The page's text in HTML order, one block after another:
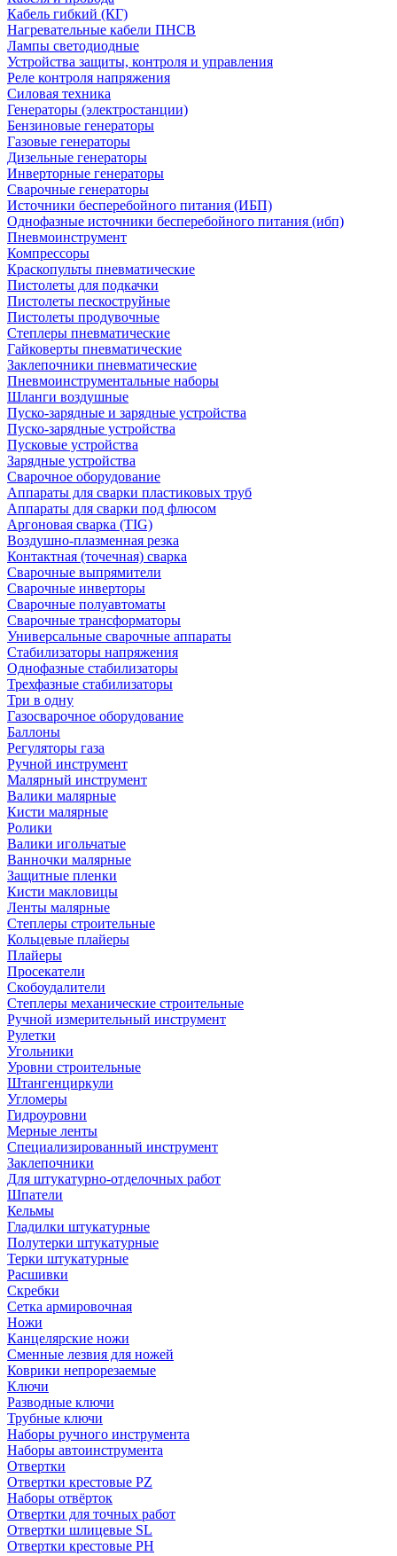
Кабель гибкий (КГ)
Нагревательные кабели ПНСВ
Лампы светодиодные
Устройства защиты, контроля и управления
Реле контроля напряжения
Силовая техника
Генераторы (электростанции)
Бензиновые генераторы
Газовые генераторы
Дизельные генераторы
Инверторные генераторы
Сварочные генераторы
Источники бесперебойного питания (ИБП)
Однофазные источники бесперебойного питания (ибп)
Пневмоинструмент
Компрессоры
Краскопульты пневматические
Пистолеты для подкачки
Пистолеты пескоструйные
Пистолеты продувочные
Степлеры пневматические
Гайковерты пневматические
Заклепочники пневматические
Пневмоинструментальные наборы
Шланги воздушные
Пуско-зарядные и зарядные устройства
Пуско-зарядные устройства
Пусковые устройства
Зарядные устройства
Сварочное оборудование
Аппараты для сварки пластиковых труб
Аппараты для сварки под флюсом
Аргоновая сварка (TIG)
Воздушно-плазменная резка
Контактная (точечная) сварка
Сварочные выпрямители
Сварочные инверторы
Сварочные полуавтоматы
Сварочные трансформаторы
Универсальные сварочные аппараты
Стабилизаторы напряжения
Однофазные стабилизаторы
Трехфазные стабилизаторы
Три в одну
Газосварочное оборудование
Баллоны
Регуляторы газа
Ручной инструмент
Малярный инструмент
Валики малярные
Кисти малярные
Ролики
Валики игольчатые
Ванночки малярные
Защитные пленки
Кисти макловицы
Ленты малярные
Степлеры строительные
Кольцевые плайеры
Плайеры
Просекатели
Скобоудалители
Степлеры механические строительные
Ручной измерительный инструмент
Рулетки
Угольники
Уровни строительные
Штангенциркули
Угломеры
Гидроуровни
Мерные ленты
Специализированный инструмент
Заклепочники
Для штукатурно-отделочных работ
Шпатели
Кельмы
Гладилки штукатурные
Полутерки штукатурные
Терки штукатурные
Расшивки
Скребки
Сетка армировочная
Ножи
Канцелярские ножи
Сменные лезвия для ножей
Коврики непрорезаемые
Ключи
Разводные ключи
Трубные ключи
Наборы ручного инструмента
Наборы автоинструмента
Отвертки
Отвертки крестовые PZ
Наборы отвёрток
Отвертки для точных работ
Отвертки шлицевые SL
Отвертки крестовые PH